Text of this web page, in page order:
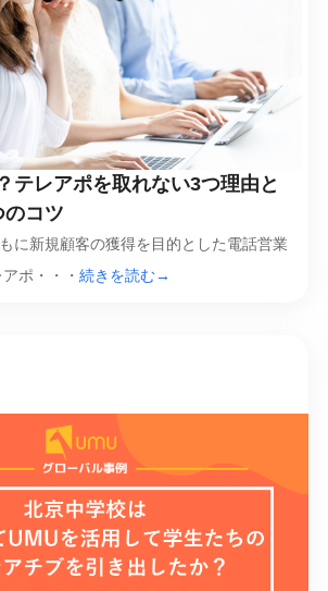
テレアポを取れない3つ理由と
のコツ
に新規顧客の獲得を目的とした電話営業
ポ・・・ 続きを読む→